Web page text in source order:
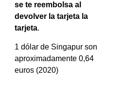
se te reembolsa al
devolver la tarjeta la
tarjeta.
1 dólar de Singapur son
aproximadamente 0,64
euros (2020)